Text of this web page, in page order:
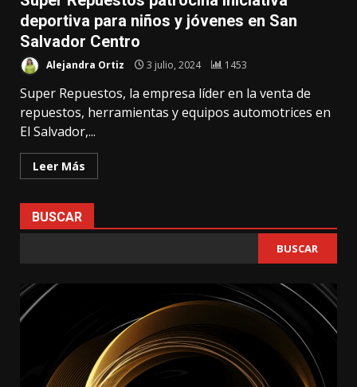
deportiva para niños y jóvenes en San
Salvador Centro
Alejandra Ortiz 3 julio, 2024 1453
Super Repuestos, la empresa líder en la venta de
repuestos, herramientas y equipos automotrices en
El Salvador,...
Leer Más
BUSCAR
BUSCAR